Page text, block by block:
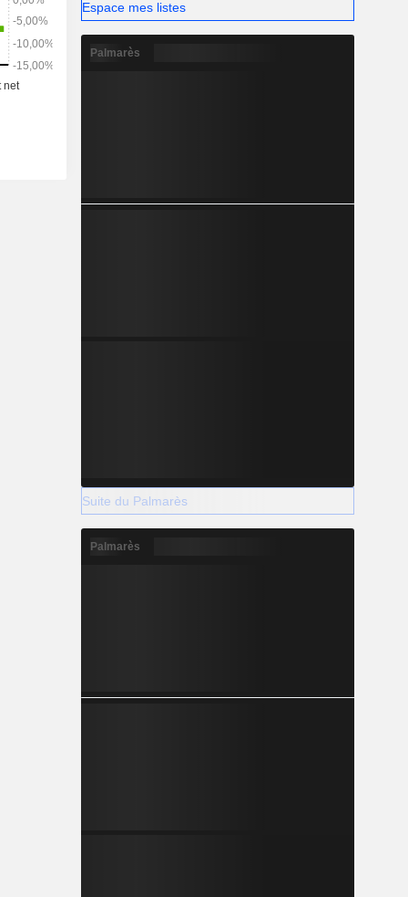
Espace mes listes
Palmarès
Suite du Palmarès
Palmarès